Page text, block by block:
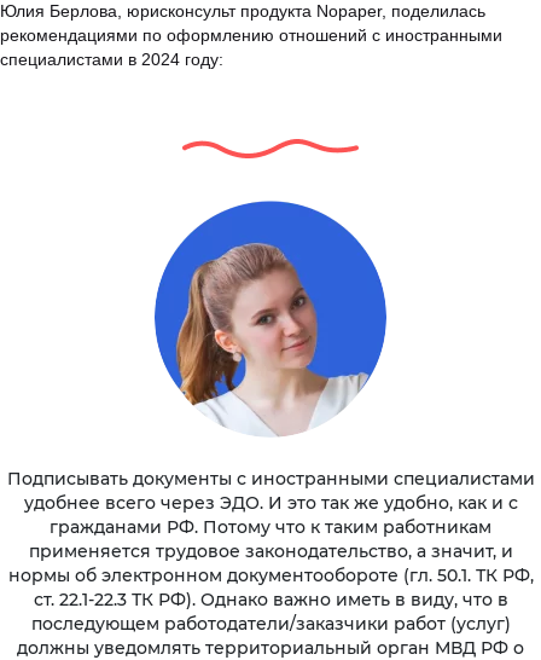
Юлия Берлова, юрисконсульт продукта Nopaper, поделилась
рекомендациями по оформлению отношений с иностранными
специалистами в 2024 году:
Подписывать документы с иностранными специалистами
удобнее всего через ЭДО. И это так же удобно, как и с
гражданами РФ. Потому что к таким работникам
применяется трудовое законодательство, а значит, и
нормы об электронном документообороте (гл. 50.1. ТК РФ,
ст. 22.1-22.3 ТК РФ). Однако важно иметь в виду, что в
последующем работодатели/заказчики работ (услуг)
должны уведомлять территориальный орган МВД РФ о